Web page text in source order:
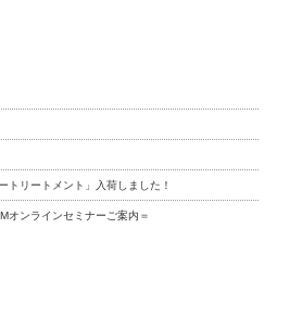
トリートメント」入荷しました！
ンラインセミナーご案内＝